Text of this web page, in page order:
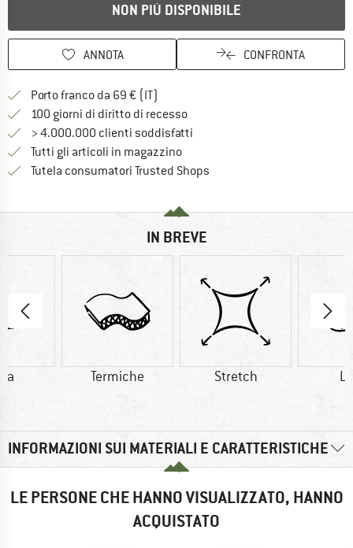
NON PIÙ DISPONIBILE
ANNOTA CONFRONTA
Porto franco da 69 € (IT)
100 giorni di diritto di recessoVai alla politica di recesso qui
> 4.000.000 clienti soddisfatti
Tutti gli articoli in magazzino
Tutela consumatori Trusted Shops
IN BREVE
Termiche Stretch
INFORMAZIONI SUI MATERIALI E CARATTERISTICHE
LE PERSONE CHE HANNO VISUALIZZATO, HANNO
ACQUISTATO